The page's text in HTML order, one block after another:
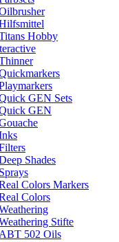
Hobby
GEN Sets
GEN
Shades
Sprays
Colors Markers
Colors
Stifte
ABT 502 Oils